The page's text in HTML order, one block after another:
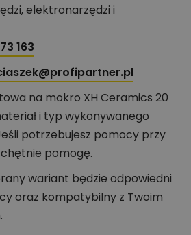
elektronarzędzi i
163
na mokro XH Ceramics 20
i typ wykonywanego
potrzebujesz pomocy przy
pomogę.
wariant będzie odpowiedni
oraz kompatybilny z Twoim